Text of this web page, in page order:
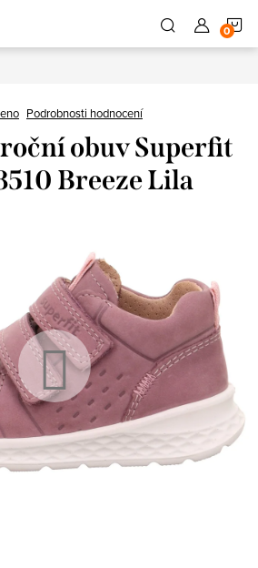
Podrobnosti hodnocení
obuv Superfit
Breeze Lila